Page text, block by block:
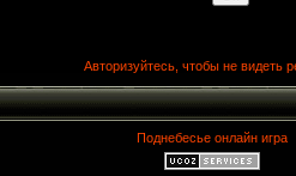
Авторизуйтесь, чтобы не видеть
Поднебесье онлайн игра